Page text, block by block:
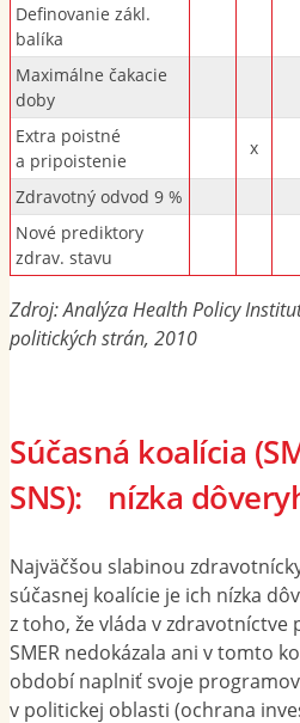
Definovanie zákl.
balíka
Maximálne čakacie
doby
Extra poistné
a pripoistenie
x
Zdravotný odvod 9 %
Nové prediktory
zdrav. stavu
Zdroj: Analýza Health Policy
politických strán, 2010
Súčasná koalícia
SNS): nízka
Najväčšou slabinou
súčasnej koalície je ich nízka
z toho, že vláda v
SMER nedokázala ani v tomto
období naplniť svoje
v politickej oblasti (ochrana